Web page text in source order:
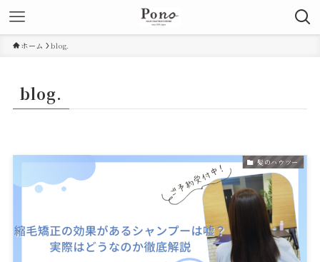
ホーム blog.
blog.
髪のハウツー